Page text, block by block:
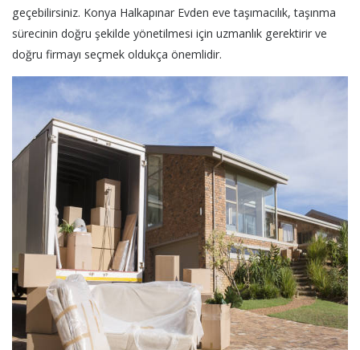
geçebilirsiniz. Konya Halkapınar Evden eve taşımacılık, taşınma
sürecinin doğru şekilde yönetilmesi için uzmanlık gerektirir ve
doğru firmayı seçmek oldukça önemlidir.